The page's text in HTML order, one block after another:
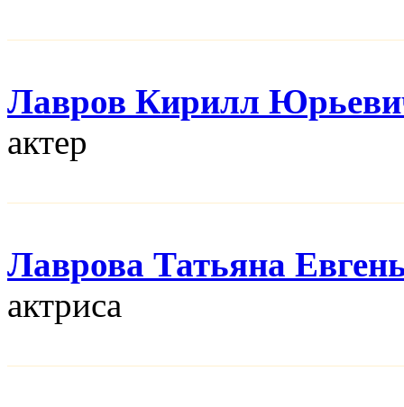
Лавров Кирилл
актер
Лаврова Татьяна
актриса